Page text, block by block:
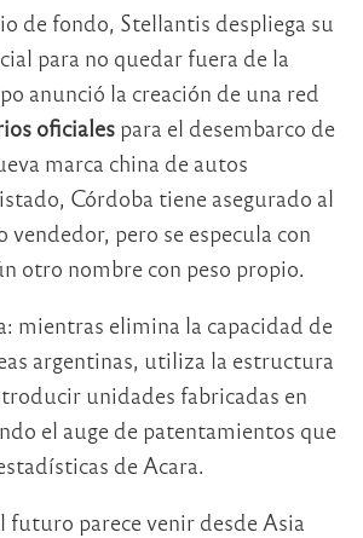
de fondo, Stellantis despliega su
para no quedar fuera de la
anunció la creación de una red
oficiales para el desembarco de
marca china de autos
Córdoba tiene asegurado al
vendedor, pero se especula con
otro nombre con peso propio.
mientras elimina la capacidad de
argentinas, utiliza la estructura
unidades fabricadas en
el auge de patentamientos que
de Acara.
futuro parece venir desde Asia